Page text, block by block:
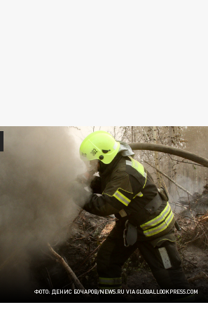
ФОТО: ДЕНИС БОЧАРОВ/NEWS.RU VIA GLOBALLOOKPRESS.COM